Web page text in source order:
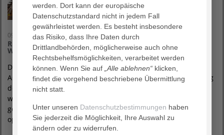
09. Juli 2021
Richtfest im AGAPLESION HEIMATHAUS: Neubau mit
Wohlfühl-Charakter nimmt Gestalt an
Das nächste Etappenziel ist erreicht: Heute wird im
AGAPLESION HEIMATHAUS Richtfest gefeiert. Bei der Planung
des Neubaus, der im Sommer 2022 bezugsfertig sein soll,
waren zwei Faktoren maßgeblich: Den Bewohner:innen ein
geborgenes Zuhause geben und den Mitarbeiter:innen
optimale Arbeitsbedingungen schaffen.
werden. Dort kann der europäische
Datenschutzstandard nicht in jedem Fall
gewährleistet werden. Es besteht insbesondere
das Risiko, dass Ihre Daten durch
Drittlandbehörden, möglicherweise auch ohne
Rechtsbehelfsmöglichkeiten, verarbeitet werden
können. Wenn Sie auf „Alle ablehnen“ klicken,
findet die vorgehend beschriebene Übermittlung
nicht statt.
Unter unseren Datenschutzbestimmungen haben
Sie jederzeit die Möglichkeit, Ihre Auswahl zu
ändern oder zu widerrufen.